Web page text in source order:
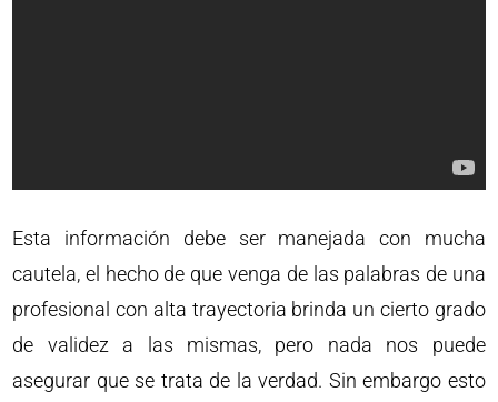
Esta información debe ser manejada con mucha
cautela, el hecho de que venga de las palabras de una
profesional con alta trayectoria brinda un cierto grado
de validez a las mismas, pero nada nos puede
asegurar que se trata de la verdad. Sin embargo esto